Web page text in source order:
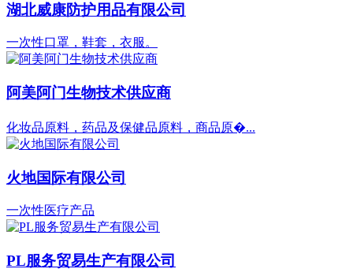
湖北威康防护用品有限公司
一次性口罩，鞋套，衣服。
阿美阿门生物技术供应商
化妆品原料，药品及保健品原料，商品原�...
火地国际有限公司
一次性医疗产品
PL服务贸易生产有限公司